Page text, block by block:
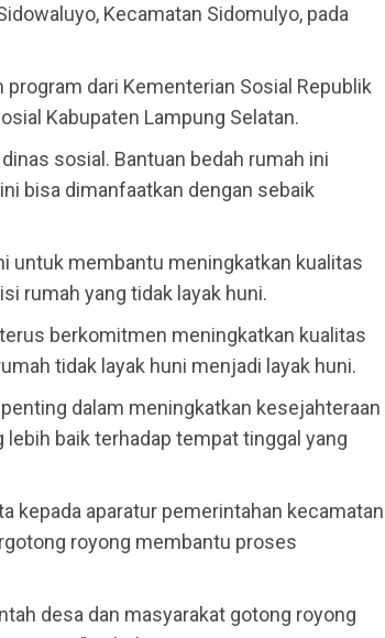
Kecamatan Sidomulyo, pada
dari Kementerian Sosial Republik
Kabupaten Lampung Selatan.
sosial. Bantuan bedah rumah ini
bisa dimanfaatkan dengan sebaik
untuk membantu meningkatkan kualitas
rumah yang tidak layak huni.
berkomitmen meningkatkan kualitas
tidak layak huni menjadi layak huni.
dalam meningkatkan kesejahteraan
baik terhadap tempat tinggal yang
kepada aparatur pemerintahan kecamatan
royong membantu proses
desa dan masyarakat gotong royong